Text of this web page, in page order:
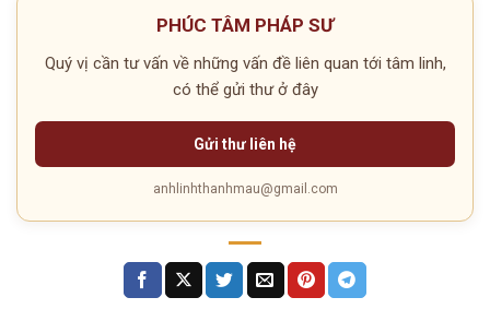
PHÚC TÂM PHÁP SƯ
Quý vị cần tư vấn về những vấn đề liên quan tới tâm linh,
có thể gửi thư ở đây
Gửi thư liên hệ
anhlinhthanhmau@gmail.com